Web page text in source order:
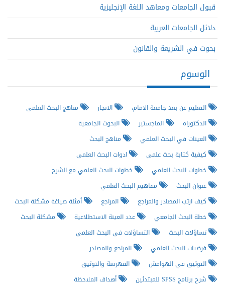
قبول الجامعات ومعاهد اللغة الإنجليزية
دلائل الجامعات العربية
بحوث في الشريعة والقانون
الوسوم
التعليم عن بعد جامعة الامام، الانجاز
مناهج البحث العلمي
الدكتوراه
الماجستير
البحوث الجامعية
العينات في البحث العلمي
مناهج البحث
كيفية كتابة بحث علمي
ادوات البحث العلمي
خطوات البحث العلمي
خطوات البحث العلمي مع الشرح
عنوان البحث
مفاهيم البحث العلمي
كيف ارتب المصادر والمراجع
المراجع
أمثلة صياغة مشكلة البحث
خطة البحث الجامعي
عدد العينة الاستطلاعية
مشكلة البحث
تساؤلات البحث
التساؤلات في البحث العلمي
فرضيات البحث العلمي
المراجع والمصادر
التوثيق في الهوامش
الفهرسة والتوثيق
شرح برنامج SPSS للمبتدئين
أهداف الملاحظة